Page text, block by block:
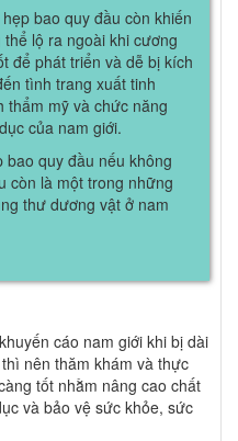
bao quy đầu còn khiến
lộ ra ngoài khi cương
để phát triển và dễ bị kích
tình trang xuất tinh
thẩm mỹ và chức năng
của nam giới.
quy đầu nếu không
còn là một trong những
thư dương vật ở nam
cáo nam giới khi bị dài
thì nên thăm khám và thực
tốt nhằm nâng cao chất
và bảo vệ sức khỏe, sức